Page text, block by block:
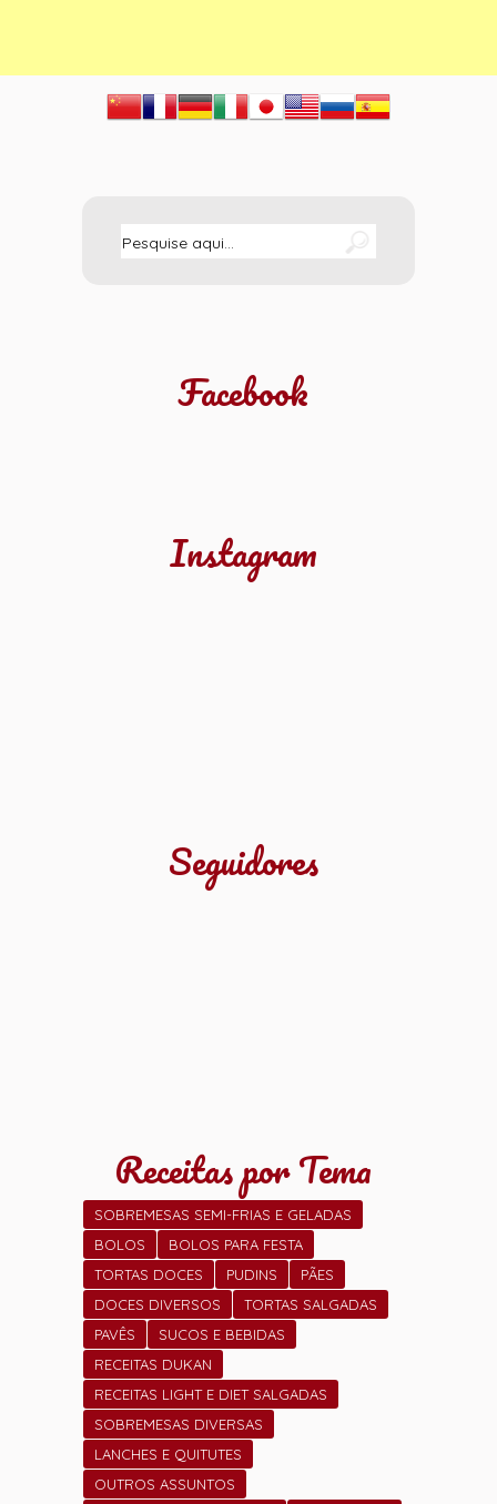
Facebook
Instagram
Seguidores
Receitas por Tema
SOBREMESAS SEMI-FRIAS E GELADAS
BOLOS
BOLOS PARA FESTA
TORTAS DOCES
PUDINS
PÃES
DOCES DIVERSOS
TORTAS SALGADAS
PAVÊS
SUCOS E BEBIDAS
RECEITAS DUKAN
RECEITAS LIGHT E DIET SALGADAS
SOBREMESAS DIVERSAS
LANCHES E QUITUTES
OUTROS ASSUNTOS